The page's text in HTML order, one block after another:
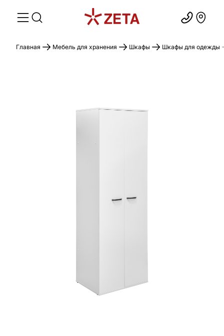
Главная Мебель для хранения Шкафы Шкафы для одежды